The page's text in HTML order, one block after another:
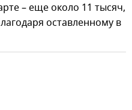
– еще около 11 тысяч,
оставленному в